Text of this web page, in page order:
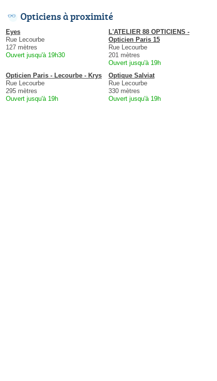
Opticiens à proximité
Eyes
Rue Lecourbe
127 mètres
Ouvert jusqu'à 19h30
L'ATELIER 88 OPTICIENS -
Opticien Paris 15
Rue Lecourbe
201 mètres
Ouvert jusqu'à 19h
Opticien Paris - Lecourbe - Krys
Rue Lecourbe
295 mètres
Ouvert jusqu'à 19h
Optique Salviat
Rue Lecourbe
330 mètres
Ouvert jusqu'à 19h